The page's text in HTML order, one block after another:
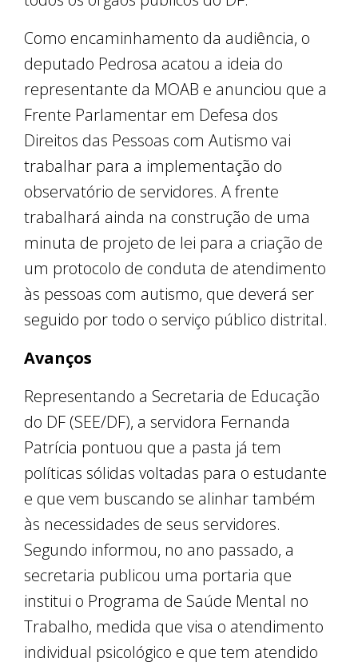
Como encaminhamento da audiência, o
deputado Pedrosa acatou a ideia do
representante da MOAB e anunciou que a
Frente Parlamentar em Defesa dos
Direitos das Pessoas com Autismo vai
trabalhar para a implementação do
observatório de servidores. A frente
trabalhará ainda na construção de uma
minuta de projeto de lei para a criação de
um protocolo de conduta de atendimento
às pessoas com autismo, que deverá ser
seguido por todo o serviço público distrital.
Avanços
Representando a Secretaria de Educação
do DF (SEE/DF), a servidora Fernanda
Patrícia pontuou que a pasta já tem
políticas sólidas voltadas para o estudante
e que vem buscando se alinhar também
às necessidades de seus servidores.
Segundo informou, no ano passado, a
secretaria publicou uma portaria que
institui o Programa de Saúde Mental no
Trabalho, medida que visa o atendimento
individual psicológico e que tem atendido